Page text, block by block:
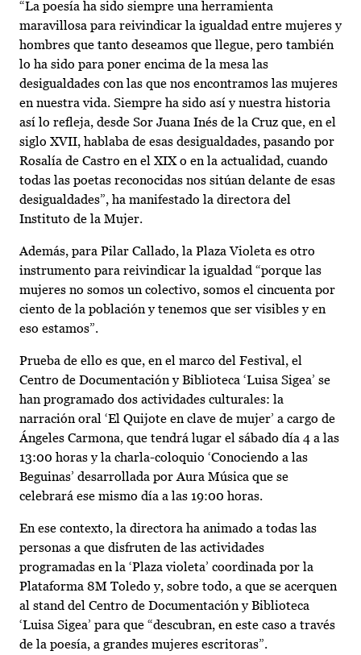
“La poesía ha sido siempre una herramienta
maravillosa para reivindicar la igualdad entre mujeres y
hombres que tanto deseamos que llegue, pero también
lo ha sido para poner encima de la mesa las
desigualdades con las que nos encontramos las mujeres
en nuestra vida. Siempre ha sido así y nuestra historia
así lo refleja, desde Sor Juana Inés de la Cruz que, en el
siglo XVII, hablaba de esas desigualdades, pasando por
Rosalía de Castro en el XIX o en la actualidad, cuando
todas las poetas reconocidas nos sitúan delante de esas
desigualdades”, ha manifestado la directora del
Instituto de la Mujer.
Además, para Pilar Callado, la Plaza Violeta es otro
instrumento para reivindicar la igualdad “porque las
mujeres no somos un colectivo, somos el cincuenta por
ciento de la población y tenemos que ser visibles y en
eso estamos”.
Prueba de ello es que, en el marco del Festival, el
Centro de Documentación y Biblioteca ‘Luisa Sigea’ se
han programado dos actividades culturales: la
narración oral ‘El Quijote en clave de mujer’ a cargo de
Ángeles Carmona, que tendrá lugar el sábado día 4 a las
13:00 horas y la charla-coloquio ‘Conociendo a las
Beguinas’ desarrollada por Aura Música que se
celebrará ese mismo día a las 19:00 horas.
En ese contexto, la directora ha animado a todas las
personas a que disfruten de las actividades
programadas en la ‘Plaza violeta’ coordinada por la
Plataforma 8M Toledo y, sobre todo, a que se acerquen
al stand del Centro de Documentación y Biblioteca
‘Luisa Sigea’ para que “descubran, en este caso a través
de la poesía, a grandes mujeres escritoras”.